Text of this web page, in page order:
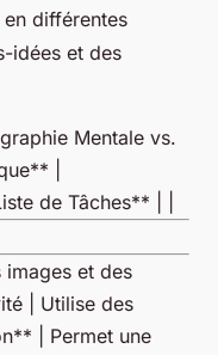
en différentes
idées et des
Mentale vs.
|
de Tâches** | |
et des
| Utilise des
| Permet une